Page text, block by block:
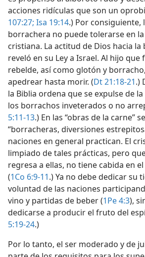
acciones ridículas que son un
107:27; Isa 19:14.) Por consiguiente,
borrachera no puede tolerarse en
cristiana. La actitud de Dios hacia
reveló en su Ley a Israel. Al hijo que
rebelde, así como glotón y
apedrear hasta morir. (Dt 21:18-21.)
la Biblia ordena que se expulse de
los borrachos inveterados o no
5:11-13.) En las “obras de la carne”
“borracheras, diversiones
naciones en general practican. El
limpiado de tales prácticas, pero
regresa a ellas, no tiene cabida en
(1Co 6:9-11.) Ya no debe dedicar su
voluntad de las naciones
vino y partidas de beber (1Pe 4:3),
dedicarse a producir el fruto del
5:19-24.)
Por lo tanto, el ser moderado y de